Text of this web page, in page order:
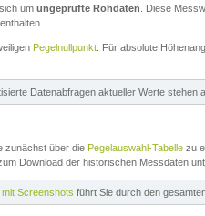
um ungeprüfte Rohdaten . Diese
Pegelnullpunkt . Für absolute
Datenabfragen aktueller Werte stehen
zunächst über die Pegelauswahl-Tabelle zu
Download der historischen Messdaten
Screenshots führt Sie durch den